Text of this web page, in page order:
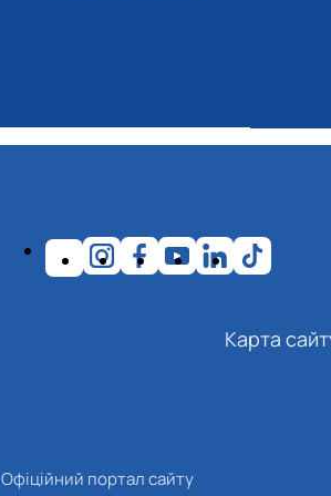
Карта
Офіційний портал сайту